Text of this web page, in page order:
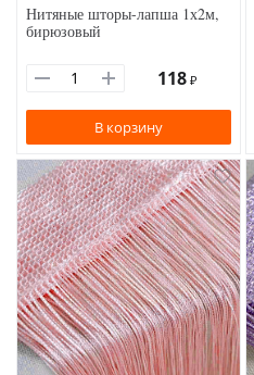
Нитяные шторы-лапша 1х2м,
бирюзовый
118 ₽
В корзину